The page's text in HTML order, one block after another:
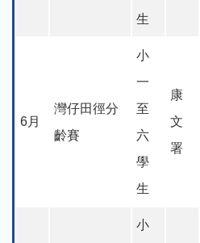
生
6月
灣仔田徑分
齡賽
小
一
至
六
學
生
康
文
署
小